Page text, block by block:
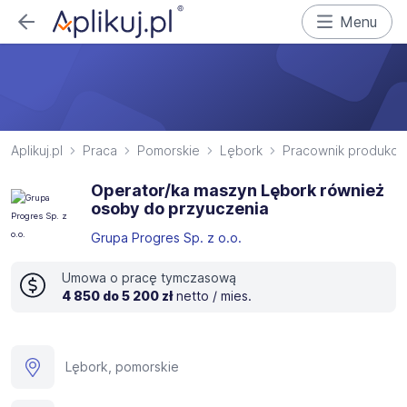
Menu
Aplikuj.pl Praca Pomorskie Lębork Pracownik produkcji
Operator/ka maszyn Lębork również
osoby do przyuczenia
Grupa Progres Sp. z o.o.
Umowa o pracę tymczasową
4 850 do 5 200 zł netto / mies.
Lębork, pomorskie